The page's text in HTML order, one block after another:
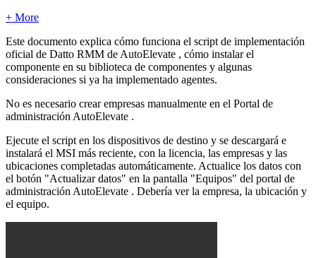
+ More
Este documento explica cómo funciona el script de implementación
oficial de Datto RMM de AutoElevate , cómo instalar el
componente en su biblioteca de componentes y algunas
consideraciones si ya ha implementado agentes.
No es necesario crear empresas manualmente en el Portal de
administración AutoElevate .
Ejecute el script en los dispositivos de destino y se descargará e
instalará el MSI más reciente, con la licencia, las empresas y las
ubicaciones completadas automáticamente. Actualice los datos con
el botón "Actualizar datos" en la pantalla "Equipos" del portal de
administración AutoElevate . Debería ver la empresa, la ubicación y
el equipo.